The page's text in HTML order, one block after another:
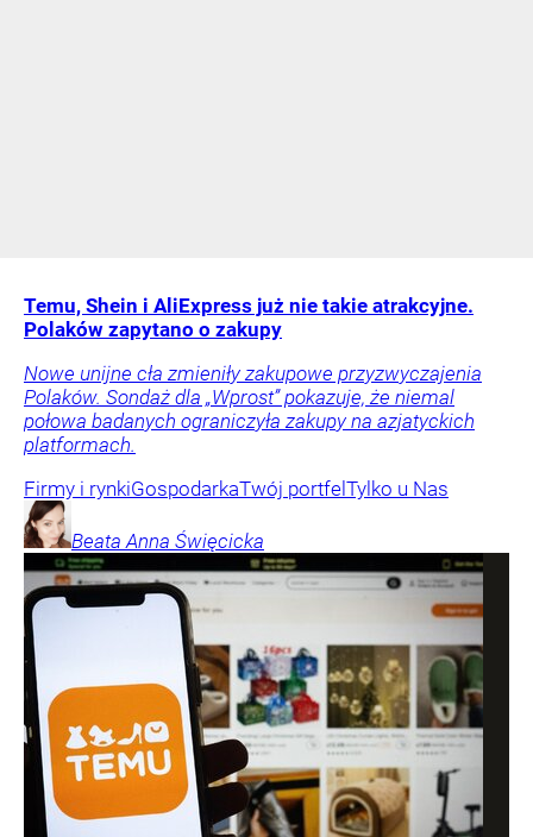
Temu, Shein i AliExpress już nie takie atrakcyjne.
Polaków zapytano o zakupy
Nowe unijne cła zmieniły zakupowe przyzwyczajenia
Polaków. Sondaż dla „Wprost” pokazuje, że niemal
połowa badanych ograniczyła zakupy na azjatyckich
platformach.
Firmy i rynkiGospodarkaTwój portfel Tylko u Nas
Beata Anna Święcicka